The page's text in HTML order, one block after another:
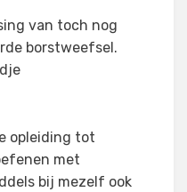
van toch nog
borstweefsel.
opleiding tot
met
bij mezelf ook